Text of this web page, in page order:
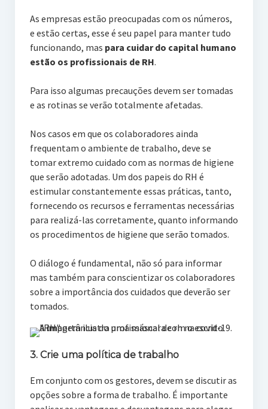
As empresas estão preocupadas com os números,
e estão certas, esse é seu papel para manter tudo
funcionando, mas para cuidar do capital humano
estão os profissionais de RH.
Para isso algumas precauções devem ser tomadas
e as rotinas se verão totalmente afetadas.
Nos casos em que os colaboradores ainda
frequentam o ambiente de trabalho, deve se
tomar extremo cuidado com as normas de higiene
que serão adotadas. Um dos papeis do RH é
estimular constantemente essas práticas, tanto,
fornecendo os recursos e ferramentas necessárias
para realizá-las corretamente, quanto informando
os procedimentos de higiene que serão tomados.
O diálogo é fundamental, não só para informar
mas também para conscientizar os colaboradores
sobre a importância dos cuidados que deverão ser
tomados.
3. Crie uma política de trabalho
Em conjunto com os gestores, devem se discutir as
opções sobre a forma de trabalho. É importante